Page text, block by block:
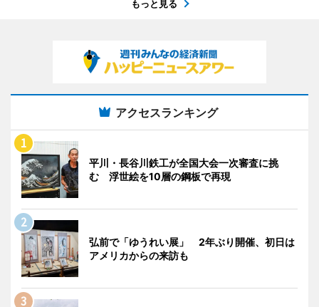
もっと見る
アクセスランキング
平川・長谷川鉄工が全国大会一次審査に挑
む 浮世絵を10層の鋼板で再現
弘前で「ゆうれい展」 2年ぶり開催、初日は
アメリカからの来訪も